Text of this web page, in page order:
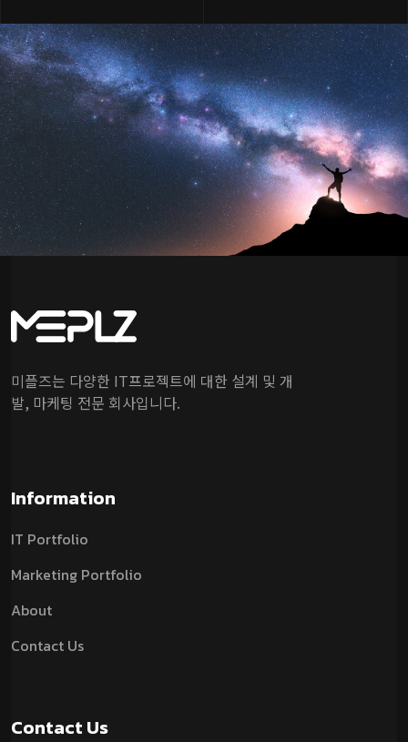
미플즈는 다양한 IT프로젝트에 대한 설계 및 개
발, 마케팅 전문 회사입니다.
Information
IT Portfolio
Marketing Portfolio
About
Contact Us
Contact Us